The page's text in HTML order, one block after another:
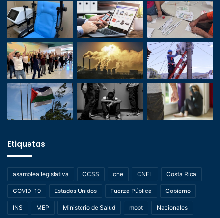
Etiquetas
asamblea legislativa CCSS cne CNFL Costa Rica
COVID-19 Estados Unidos Fuerza Pública Gobierno
INS MEP Ministerio de Salud mopt Nacionales